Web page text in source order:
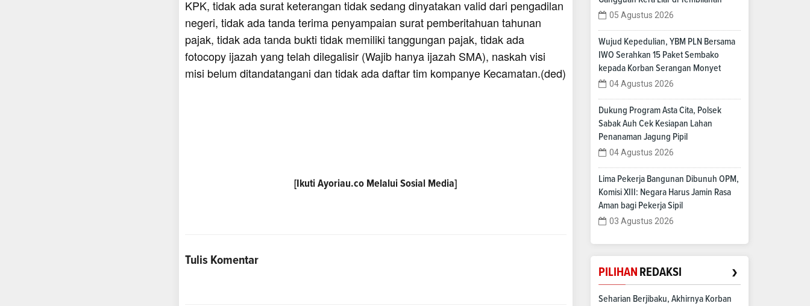
KPK, tidak ada surat keterangan tidak sedang dinyatakan valid dari pengadilan
negeri, tidak ada tanda terima penyampaian surat pemberitahuan tahunan
pajak, tidak ada tanda bukti tidak memiliki tanggungan pajak, tidak ada
fotocopy ijazah yang telah dilegalisir (Wajib hanya ijazah SMA), naskah visi
misi belum ditandatangani dan tidak ada daftar tim kompanye Kecamatan.(ded)
[IkutiAyoriau.co Melalui Sosial Media]
Tulis Komentar
05 Agustus 2026
Wujud Kepedulian, YBM PLN Bersama
IWO Serahkan 15 Paket Sembako
kepada Korban Serangan Monyet
04 Agustus 2026
Dukung Program Asta Cita, Polsek
Sabak Auh Cek Kesiapan Lahan
Penanaman Jagung Pipil
04 Agustus 2026
Lima Pekerja Bangunan Dibunuh OPM,
Komisi XIII: Negara Harus Jamin Rasa
Aman bagi Pekerja Sipil
03 Agustus 2026
PILIHAN REDAKSI ›
Seharian Berjibaku, Akhirnya Korban